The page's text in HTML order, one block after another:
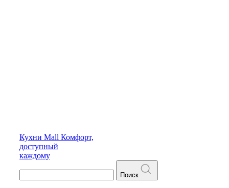
Кухни Mall Комфорт,
доступный
каждому
Поиск